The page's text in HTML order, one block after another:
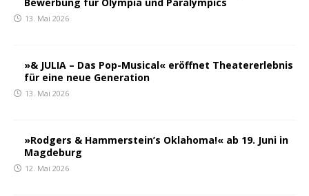
13. Mai 2026
»& JULIA – Das Pop-Musical« eröffnet Theatererlebnis
für eine neue Generation
13. Mai 2026
»Rodgers & Hammerstein’s Oklahoma!« ab 19. Juni in
Magdeburg
12. Mai 2026